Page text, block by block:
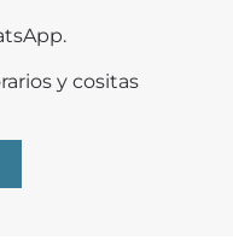
y cositas